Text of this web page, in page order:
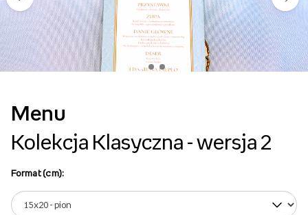
Menu
Kolekcja Klasyczna - wersja 2
Format (cm):